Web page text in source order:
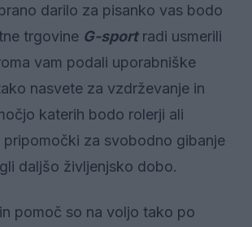
darilo za pisanko vas bodo
trgovine G-sportradi usmerili
vam podali uporabniške
nasvete za vzdrževanje in
katerih bodo rolerji ali
pripomočki za svobodno gibanje
daljšo življenjsko dobo.
pomoč so na voljo tako po